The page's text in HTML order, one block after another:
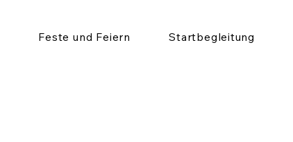
Feste und Feiern Startbegleitung